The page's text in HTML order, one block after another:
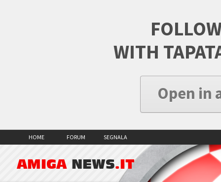
WITH
Open in
HOME FORUM SEGNALA
AMIGA NEWS.IT